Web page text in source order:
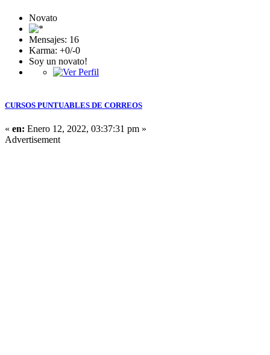
Novato
Mensajes: 16
Karma: +0/-0
Soy un novato!
CURSOS PUNTUABLES DE CORREOS
« en: Enero 12, 2022, 03:37:31 pm »
Advertisement